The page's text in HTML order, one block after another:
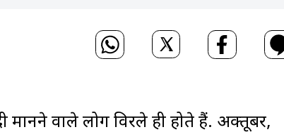
मानने वाले लोग विरले ही होते हैं. अक्तूबर,